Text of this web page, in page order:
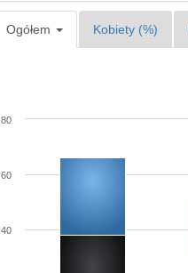
Ogółem Kobiety (%)
40
60
80